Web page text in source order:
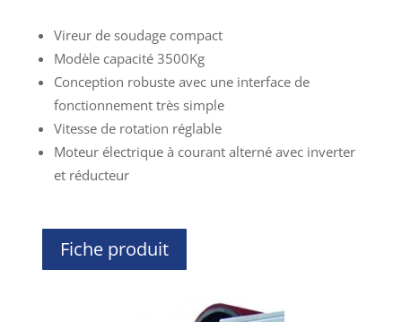
Vireur de soudage compact
Modèle capacité 3500Kg
Conception robuste avec une interface de
fonctionnement très simple
Vitesse de rotation réglable
Moteur électrique à courant alterné avec inverter
et réducteur
Fiche produit